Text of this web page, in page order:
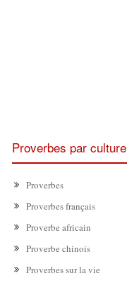
Proverbes par culture
Proverbes
Proverbes français
Proverbe africain
Proverbe chinois
Proverbes sur la vie